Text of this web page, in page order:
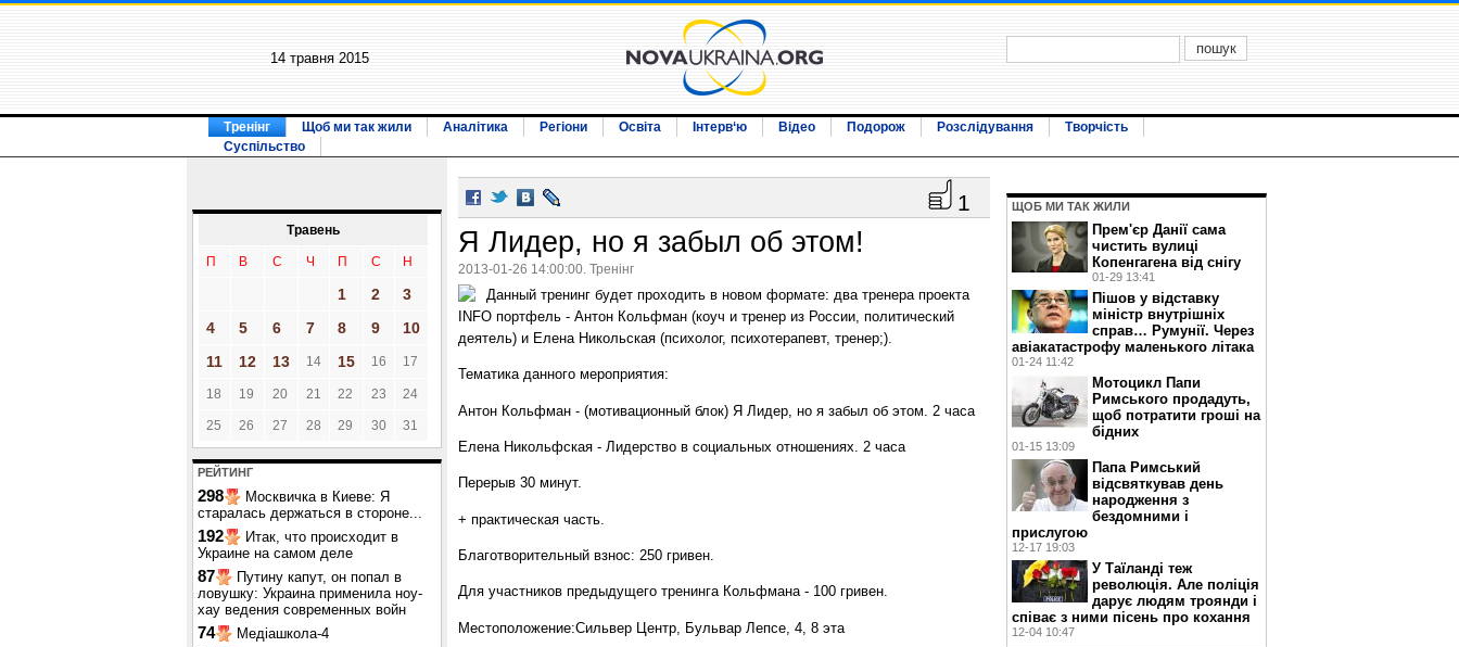
14 травня 2015
Тренінг Щоб ми так жили Аналітика Регіони Освіта Інтерв‘ю Відео Подорож Розслідування
Творчість
Суспільство
Травень
П В С Ч П С Н
1 2
3
4
5 6 7 8 9
10
11
12 13 14 15 16 17
18 19 20 21 22 23 24
25 26 27 28 29 30 31
РЕЙТИНГ
298
Москвичка в Киеве: Я
старалась держаться в стороне...
192
Итак, что происходит в
Украине на самом деле
87
Путину капут, он попал в
ловушку: Украина применила ноу-
хау ведения современных войн
74 Медіашкола-4
1
Я Лидер, но я забыл об этом!
2013-01-26 14:00:00. Тренінг
Данный тренинг будет проходить в новом формате: два тренера проекта
INFO портфель - Антон Кольфман (коуч и тренер из России, политический
деятель) и Елена Никольская (психолог, психотерапевт, тренер;).
Тематика данного мероприятия:
Антон Кольфман - (мотивационный блок) Я Лидер, но я забыл об этом. 2 часа
Елена Никольфская - Лидерство в социальных отношениях. 2 часа
Перерыв 30 минут.
+ практическая часть.
Блaготворительный взнос: 250 гривен.
Для участников предыдущего тренинга Кольфмана - 100 гривен.
Местоположение:Сильвер Центр, Бульвар Лепсе, 4, 8 этa
ЩОБ МИ ТАК ЖИЛИ
Прем'єр Данії сама
чистить вулиці
Копенгагена від снігу
01-29 13:41
Пішов у відставку
міністр внутрішніх
справ… Румунії. Через
авіакатастрофу маленького літака
01-24 11:42
Мотоцикл Папи
Римського продадуть,
щоб потратити гроші на
бідних
01-15 13:09
Папа Римський
відсвяткував день
народження з
бездомними і
прислугою
12-17 19:03
У Таїланді теж
революція. Але поліція
дарує людям троянди і
співає з ними пісень про кохання
12-04 10:47